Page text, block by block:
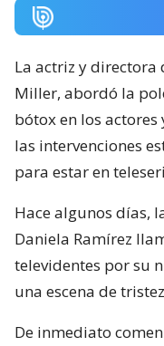
La actriz y directora
Miller, abordó la
bótox en los actores
las intervenciones
para estar en
Hace algunos días,
Daniela Ramírez
televidentes por su
una escena de
De inmediato